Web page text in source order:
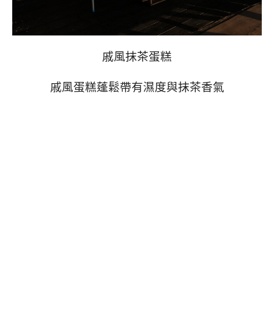
戚風抹茶蛋糕
戚風蛋糕蓬鬆帶有濕度與抹茶香氣